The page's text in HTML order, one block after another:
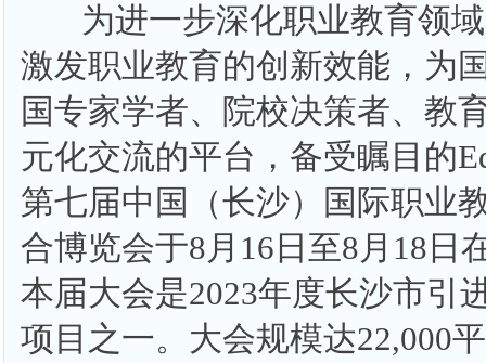
为进一步深化职业教育领域
激发职业教育的创新效能，为
国专家学者、院校决策者、教
元化交流的平台，备受瞩目的
第七届中国（长沙）国际职业
合博览会于8月16日至8月18日
本届大会是2023年度长沙市引
项目之一。大会规模达22,000